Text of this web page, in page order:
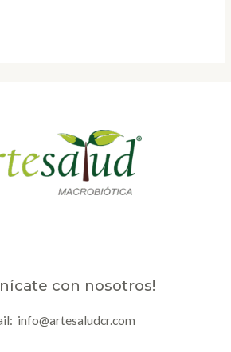
con nosotros!
info@artesaludcr.com